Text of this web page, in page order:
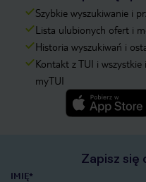
Szybkie wyszukiwanie i
Lista ulubionych ofert i
Historia wyszukiwań i
Kontakt z TUI i wszystkie
myTUI
Zapisz
IMIĘ*